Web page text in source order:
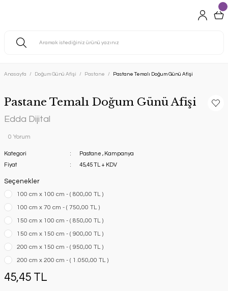
Anasayfa Doğum Günü Afişi Pastane Pastane Temalı Doğum Günü Afişi
Pastane Temalı Doğum Günü Afişi
Edda Dijital
0 Yorum
Kategori Pastane , Kampanya
Fiyat
45,45 TL + KDV
Seçenekler
100 cm x 100 cm - ( 800,00 TL )
100 cm x 70 cm - ( 750,00 TL )
150 cm x 100 cm - ( 850,00 TL )
150 cm x 150 cm - ( 900,00 TL )
200 cm x 150 cm - ( 950,00 TL )
200 cm x 200 cm - ( 1.050,00 TL )
45,45 TL